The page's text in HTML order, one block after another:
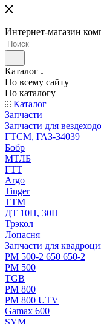
Интернет-магазин
Каталог
По всему сайту
По каталогу
Каталог
Запчасти
Запчасти для
ГТСМ, ГАЗ-34039
Бобр
МТЛБ
ГТТ
Argo
Tinger
ТТМ
ДТ 10П, 30П
Трэкол
Лопасня
Запчасти для
РМ 500-2 650 650-2
РМ 500
TGB
РМ 800
РМ 800 UTV
Gamax 600
SYM